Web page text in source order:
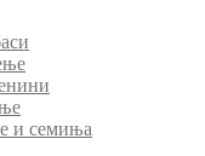
и семиња